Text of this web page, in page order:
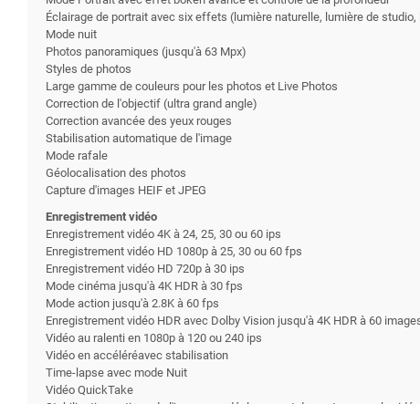
Éclairage de portrait avec six effets (lumière naturelle, lumière de
Mode nuit
Photos panoramiques (jusqu'à 63 Mpx)
Styles de photos
Large gamme de couleurs pour les photos et Live Photos
Correction de l'objectif (ultra grand angle)
Correction avancée des yeux rouges
Stabilisation automatique de l'image
Mode rafale
Géolocalisation des photos
Capture d'images HEIF et JPEG
Enregistrement vidéo
Enregistrement vidéo 4K à 24, 25, 30 ou 60 ips
Enregistrement vidéo HD 1080p à 25, 30 ou 60 fps
Enregistrement vidéo HD 720p à 30 ips
Mode cinéma jusqu'à 4K HDR à 30 fps
Mode action jusqu'à 2.8K à 60 fps
Enregistrement vidéo HDR avec Dolby Vision jusqu'à 4K HDR à 60
Vidéo au ralenti en 1080p à 120 ou 240 ips
Vidéo en accéléréavec stabilisation
Time-lapse avec mode Nuit
Vidéo QuickTake